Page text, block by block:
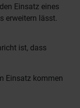
Einsatz eines
erweitern lässt.
ist, dass
Einsatz kommen